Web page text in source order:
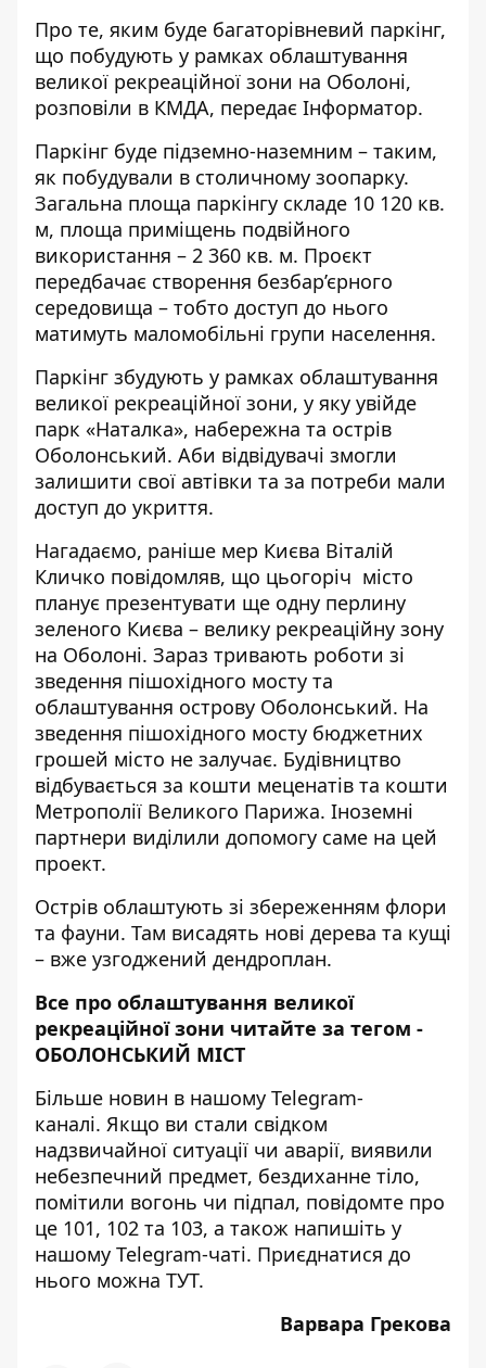
Про те, яким буде багаторівневий паркінг,
що побудують у рамках облаштування
великої рекреаційної зони на Оболоні,
розповіли в КМДА, передає Інформатор.
Паркінг буде підземно-наземним – таким,
як побудували в столичному зоопарку.
Загальна площа паркінгу складе 10 120 кв.
м, площа приміщень подвійного
використання – 2 360 кв. м. Проєкт
передбачає створення безбар’єрного
середовища – тобто доступ до нього
матимуть маломобільні групи населення.
Паркінг збудують у рамках облаштування
великої рекреаційної зони, у яку увійде
парк «Наталка», набережна та острів
Оболонський. Аби відвідувачі змогли
залишити свої автівки та за потреби мали
доступ до укриття.
Нагадаємо, раніше мер Києва Віталій
Кличко повідомляв, що цьогоріч місто
планує презентувати ще одну перлину
зеленого Києва – велику рекреаційну зону
на Оболоні. Зараз тривають роботи зі
зведення пішохідного мосту та
облаштування острову Оболонський. На
зведення пішохідного мосту бюджетних
грошей місто не залучає. Будівництво
відбувається за кошти меценатів та кошти
Метрополії Великого Парижа. Іноземні
партнери виділили допомогу саме на цей
проект.
Острів облаштують зі збереженням флори
та фауни. Там висадять нові дерева та кущі
– вже узгоджений дендроплан.
Все про облаштування великої
рекреаційної зони читайте за тегом -
ОБОЛОНСЬКИЙ МІСТ
Більше новин в нашому Telegram-
каналі. Якщо ви стали свідком
надзвичайної ситуації чи аварії, виявили
небезпечний предмет, бездиханне тіло,
помітили вогонь чи підпал, повідомте про
це 101, 102 та 103, а також напишіть у
нашому Telegram-чаті. Приєднатися до
нього можна ТУТ.
Варвара Грекова